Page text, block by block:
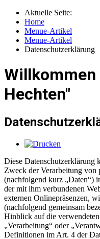
Aktuelle Seite:
Home
Menue-Artikel
Menue-Artikel
Datenschutzerklärung
Willkommen
Hechten"
Diese Datenschutzerklärung
Zweck der Verarbeitung von
(nachfolgend kurz „Daten“)
der mit ihm verbundenen
externen Onlinepräsenzen,
(nachfolgend gemeinsam
Hinblick auf die
„Verarbeitung“ oder
Definitionen im Art. 4 der